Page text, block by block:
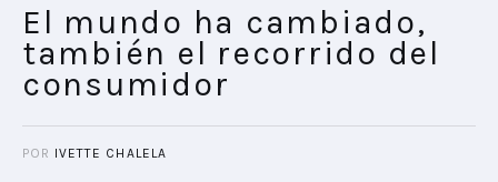
INSIGHTS
El mundo ha cambiado,
también el recorrido del
consumidor
POR IVETTE CHALELA